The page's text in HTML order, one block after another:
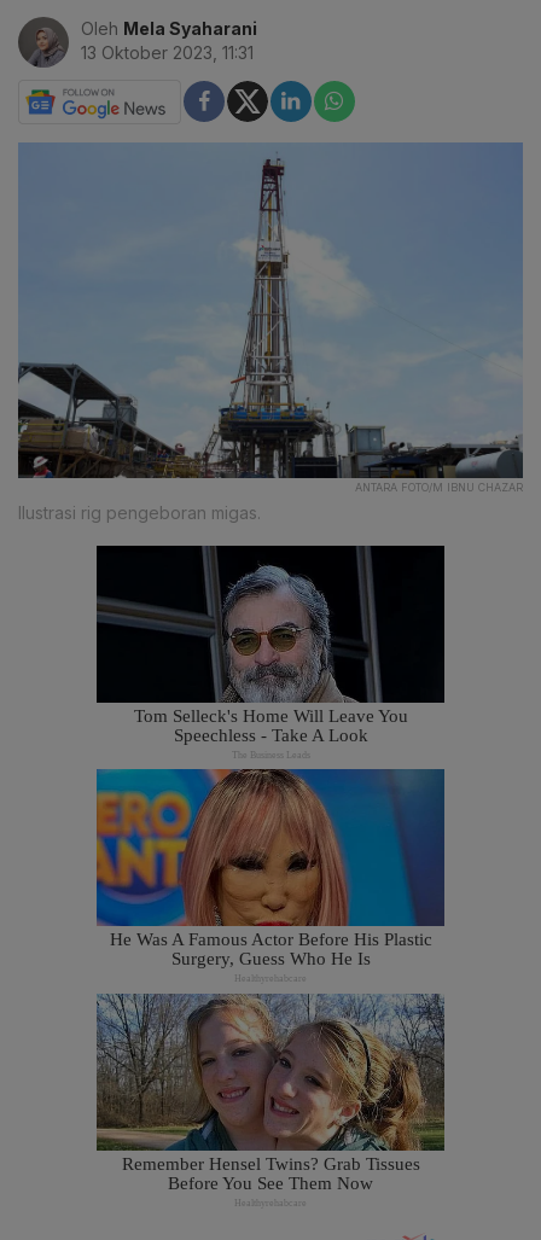
Oleh Mela Syaharani
13 Oktober 2023, 11:31
ANTARA FOTO/M IBNU CHAZAR
Ilustrasi rig pengeboran migas.